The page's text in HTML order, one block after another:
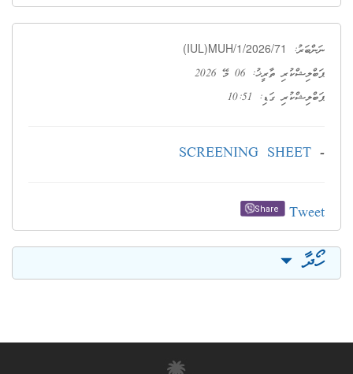
ނަންބަރު: (IUL)MUH/1/2026/71
ޕަބްލިޝްކުރި ތާރީޚު: 06 މޭ 2026
ޕަބްލިޝްކުރި ގަޑި: 10:51
-
SCREENING SHEET
Tweet
Share
ހޯދާ